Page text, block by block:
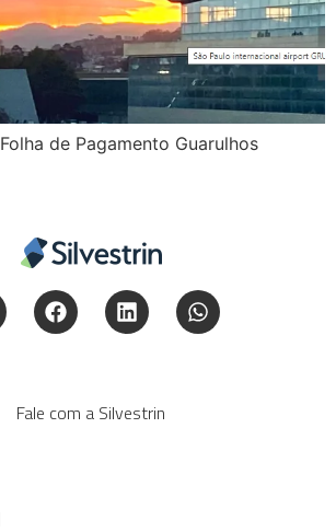
de Pagamento Guarulhos
Fale com a Silvestrin